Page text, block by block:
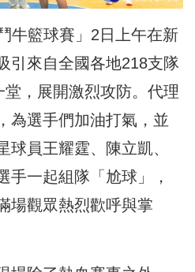
牛籃球賽」2日上午在新
引來自全國各地218支隊
，展開激烈攻防。代理
為選手們加油打氣，並
球員王耀霆、陳立凱、
手一起組隊「尬球」，
場觀眾熱烈歡呼與掌